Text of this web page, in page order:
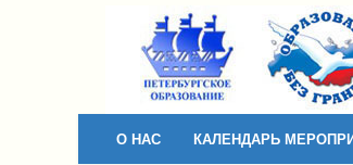
О НАС КАЛЕНДАРЬ